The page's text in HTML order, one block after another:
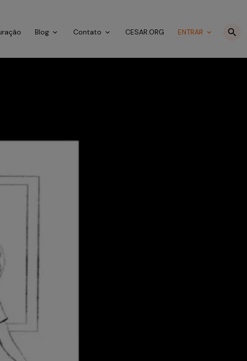
Blog Contato CESAR.ORG ENTRAR